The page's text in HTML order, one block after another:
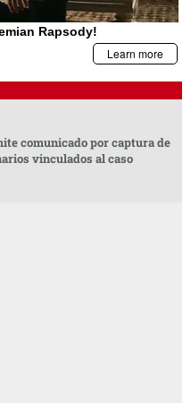
comunicado por captura de
vinculados al caso